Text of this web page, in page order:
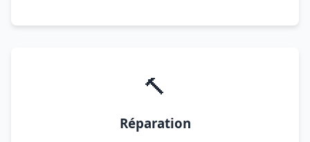
🔨
Réparation